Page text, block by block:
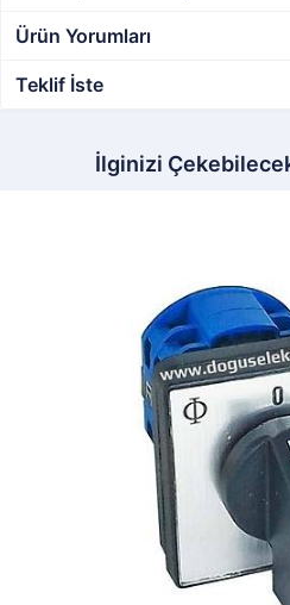
Ürün Yorumları
Teklif İste
İlginizi